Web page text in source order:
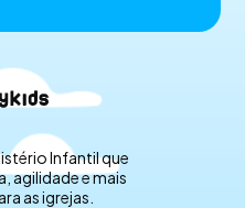
Infantil que
agilidade e mais
as igrejas.